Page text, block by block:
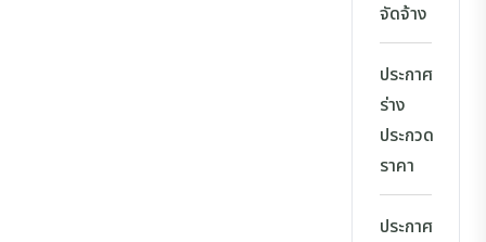
จัดจ้าง
ประกาศ
ร่าง
ประกวด
ราคา
ประกาศ